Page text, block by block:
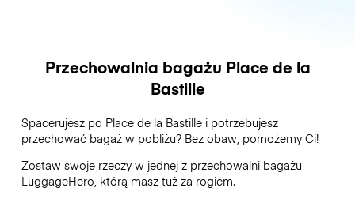
Przechowalnia bagażu Place de la
Bastille
Spacerujesz po Place de la Bastille i potrzebujesz
przechować bagaż w pobliżu? Bez obaw, pomożemy Ci!
Zostaw swoje rzeczy w jednej z przechowalni bagażu
LuggageHero, którą masz tuż za rogiem.